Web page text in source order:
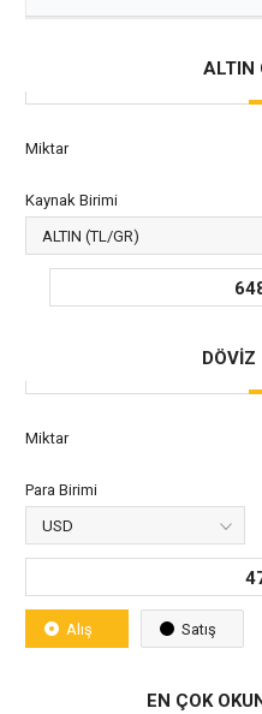
ALTIN
Miktar
Kaynak Birimi
DÖVİZ
Miktar
Para Birimi
Alış Satış
EN ÇOK